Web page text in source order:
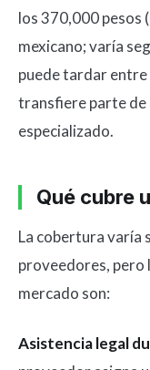
los 370,000 pesos
mexicano; varía
puede tardar entre
transfiere parte de
especializado.
Qué cubre
La cobertura varía
proveedores, pero
mercado son:
Asistencia legal